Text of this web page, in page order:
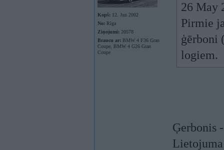
Kopš: 12. Jun 2002
No: Rīga
Ziņojumi: 20578
Braucu ar: BMW 4 F36 Gran
Coupe, BMW 4 G26 Gran
Coupe
26 May
Pirmie
ģērboni
logiem.
Ģerbonis